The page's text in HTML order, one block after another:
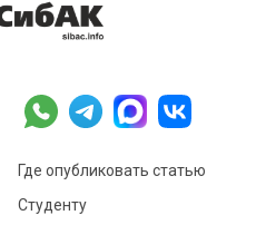
Где опубликовать статью
Студенту